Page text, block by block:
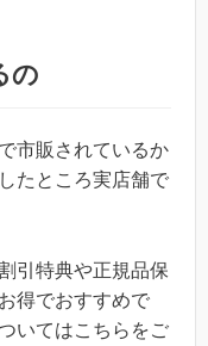
の
市販されているか
たところ実店舗で
引特典や正規品保
得でおすすめで
いてはこちらをご